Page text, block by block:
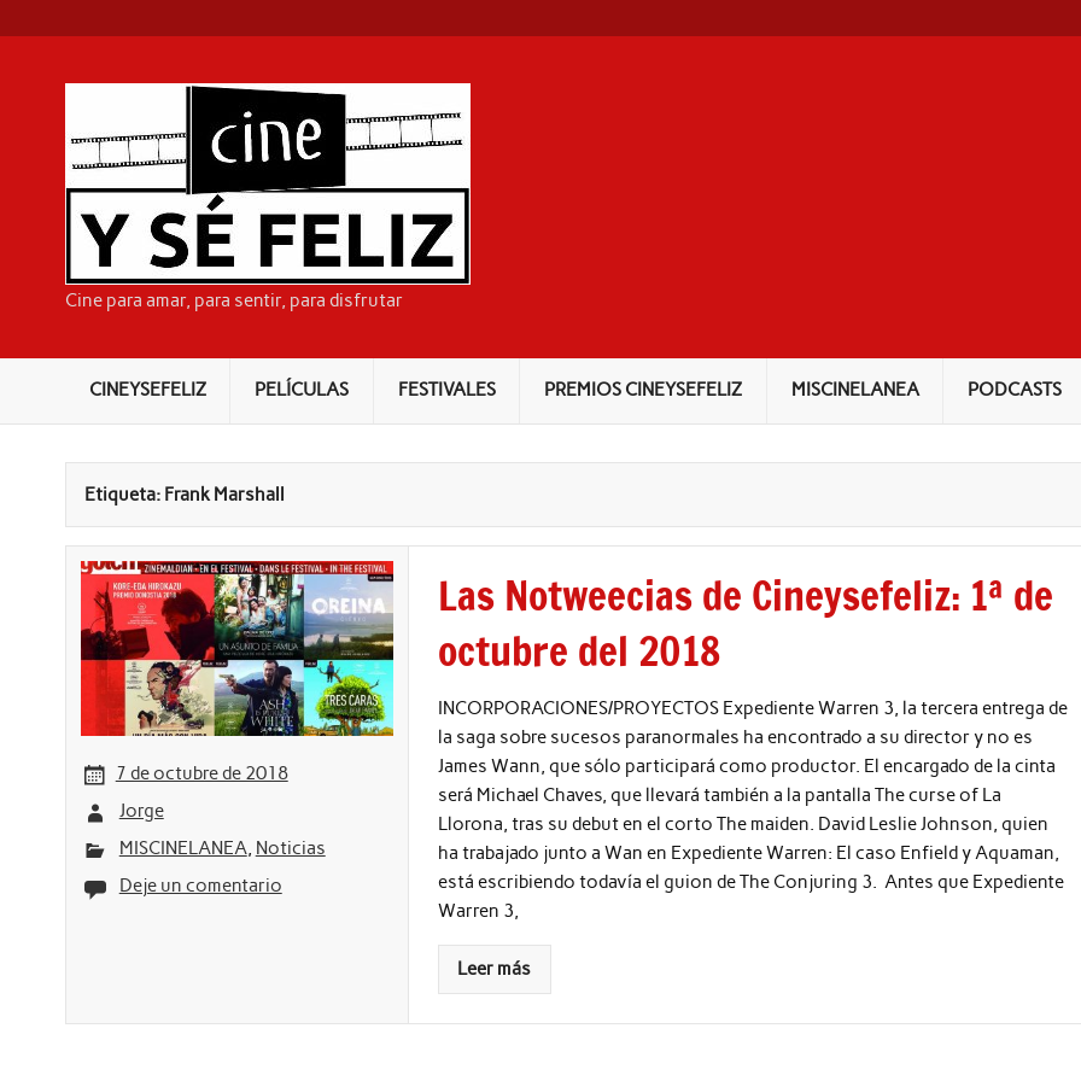
content
Cine para amar, para sentir, para disfrutar
CINEYSEFELIZ PELÍCULAS FESTIVALES PREMIOS CINEYSEFELIZ MISCINELANEA PODCASTS
Etiqueta: Frank Marshall
7 de octubre de 2018
Jorge
MISCINELANEA, Noticias
Deje un comentario
Las Notweecias de Cineysefeliz: 1ª de
octubre del 2018
INCORPORACIONES/PROYECTOS Expediente Warren 3, la tercera entrega de
la saga sobre sucesos paranormales ha encontrado a su director y no es
James Wann, que sólo participará como productor. El encargado de la cinta
será Michael Chaves, que llevará también a la pantalla The curse of La
Llorona, tras su debut en el corto The maiden. David Leslie Johnson, quien
ha trabajado junto a Wan en Expediente Warren: El caso Enfield y Aquaman,
está escribiendo todavía el guion de The Conjuring 3. Antes que Expediente
Warren 3,
Leer más